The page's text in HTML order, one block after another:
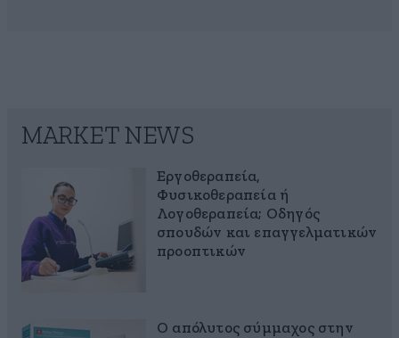
MARKET NEWS
Εργοθεραπεία,
Φυσικοθεραπεία ή
Λογοθεραπεία; Οδηγός
σπουδών και επαγγελματικών
προοπτικών
Ο απόλυτος σύμμαχος στην